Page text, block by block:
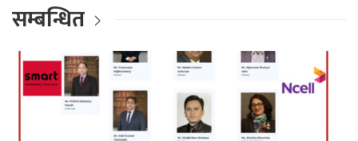
सम्बन्धित